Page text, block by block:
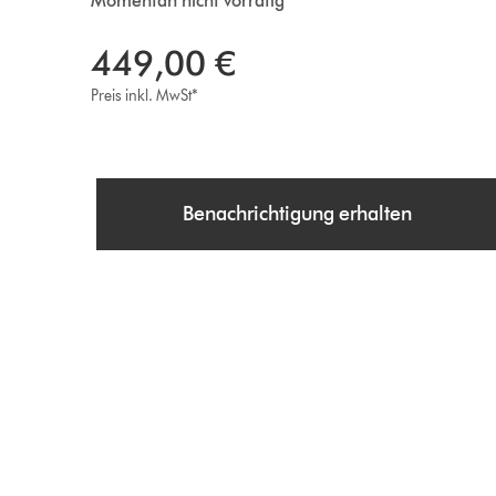
449,00 €
Preis inkl. MwSt*
Benachrichtigung erhalten